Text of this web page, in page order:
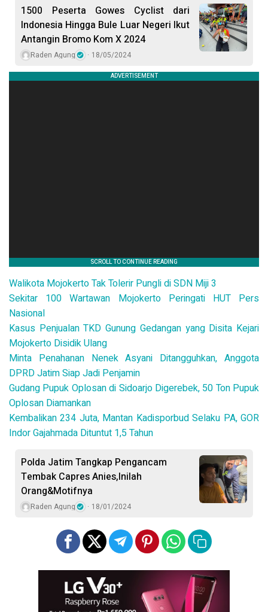
1500 Peserta Gowes Cyclist dari
Indonesia Hingga Bule Luar Negeri Ikut
Antangin Bromo Kom X 2024
Raden Agung 18/05/2024
Walikota Mojokerto Tak Tolerir Pungli di SDN Miji 3
Sekitar 100 Wartawan Mojokerto Peringati HUT Pers
Nasional
Kasus Penjualan TKD Gunung Gedangan yang Disita Kejari
Mojokerto Disidik Ulang
Minta Penahanan Nenek Asyani Ditangguhkan, Anggota
DPRD Jatim Siap Jadi Penjamin
Gudang Pupuk Oplosan di Sidoarjo Digerebek, 50 Ton Pupuk
Oplosan Diamankan
Kembalikan 234 Juta, Mantan Kadisporbud Selaku PA, GOR
Indor Gajahmada Dituntut 1,5 Tahun
Polda Jatim Tangkap Pengancam
Tembak Capres Anies,Inilah
Orang&Motifnya
Raden Agung 18/01/2024